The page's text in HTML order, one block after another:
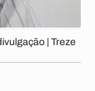
| Treze